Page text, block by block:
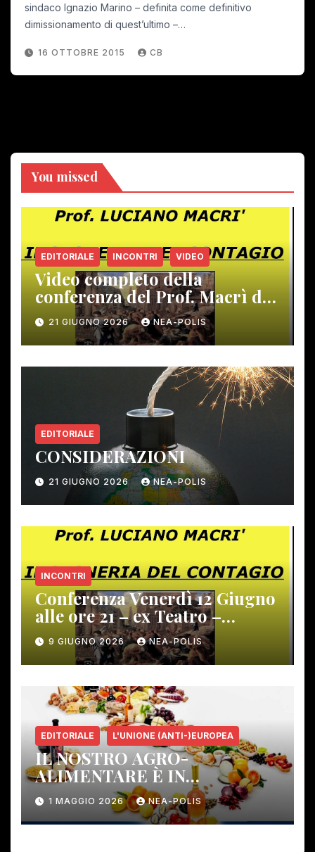
sindaco Ignazio Marino – definita come definitivo
dimissionamento di quest’ultimo –…
16 OTTOBRE 2015 CB
You missed
EDITORIALE INCONTRI VIDEO
Video completo della
conferenza del Prof. Macrì del
12 giugno scorso
21 GIUGNO 2026 NEA-POLIS
EDITORIALE
CONSIDERAZIONI
21 GIUGNO 2026 NEA-POLIS
INCONTRI
Conferenza Venerdì 12 Giugno
alle ore 21 – ex Teatro –
Gambassi Terme –
9 GIUGNO 2026 NEA-POLIS
EDITORIALE L'UNIONE (ANTI-)EUROPEA
IL NOSTRO AGRO-
ALIMENTARE È IN
PERICOLO!
1 MAGGIO 2026 NEA-POLIS